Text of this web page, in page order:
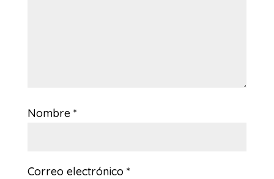
Nombre *
Correo electrónico *